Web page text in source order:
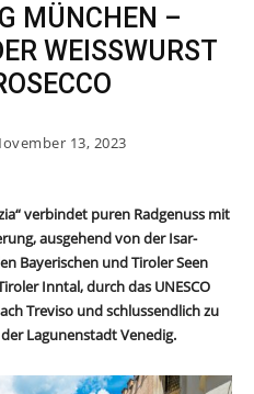
MÜNCHEN –
WEISSWURST Z
13, 2023
verbindet puren Radgenuss mit
ausgehend von der Isar-
Bayerischen und Tiroler Seen
Inntal, durch das UNESCO
Treviso und schlussendlich zu
Lagunenstadt Venedig.